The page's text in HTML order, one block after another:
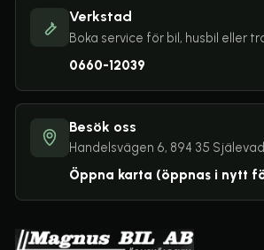
Verkstad
Boka service för bil, husbil eller
0660-12039
Besök oss
Handelsvägen 6, 894 35
Öppna karta (öppnas i nytt